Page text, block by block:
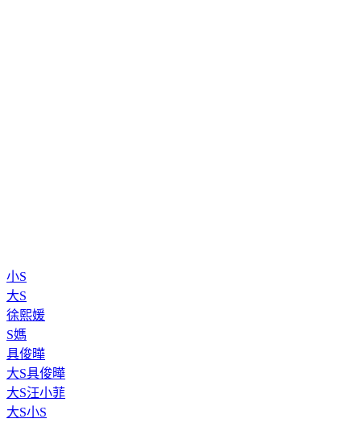
小S
大S
徐熙媛
S媽
具俊曄
大S具俊曄
大S汪小菲
大S小S